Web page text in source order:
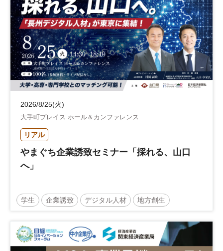
2026/8/25(火)
大手町プレイス ホール＆カンファレンス
リアル
やまぐち企業誘致セミナー「採れる、山口
へ」
学生 企業誘致 デジタル人材 地方創生
地域活性化 自治体